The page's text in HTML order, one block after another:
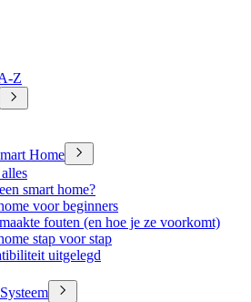
Z
Home
smart home?
voor beginners
fouten (en hoe je ze voorkomt)
stap voor stap
uitgelegd